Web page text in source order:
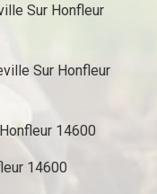
Sur Honfleur
Sur Honfleur
14600
14600